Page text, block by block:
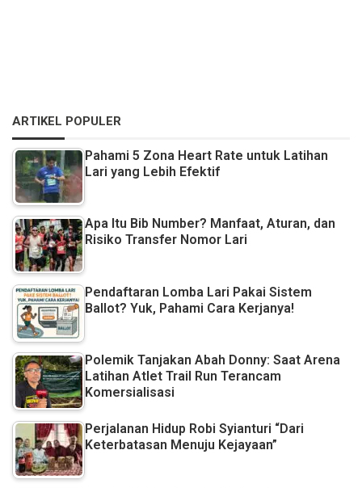
ARTIKEL POPULER
Pahami 5 Zona Heart Rate untuk Latihan
Lari yang Lebih Efektif
Apa Itu Bib Number? Manfaat, Aturan, dan
Risiko Transfer Nomor Lari
Pendaftaran Lomba Lari Pakai Sistem
Ballot? Yuk, Pahami Cara Kerjanya!
Polemik Tanjakan Abah Donny: Saat Arena
Latihan Atlet Trail Run Terancam
Komersialisasi
Perjalanan Hidup Robi Syianturi “Dari
Keterbatasan Menuju Kejayaan”